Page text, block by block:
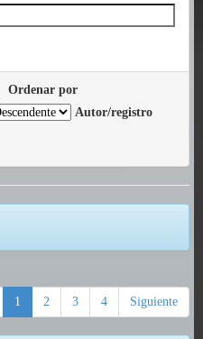
Ordenar por
Autor/registro
1 2 3 4 Siguiente